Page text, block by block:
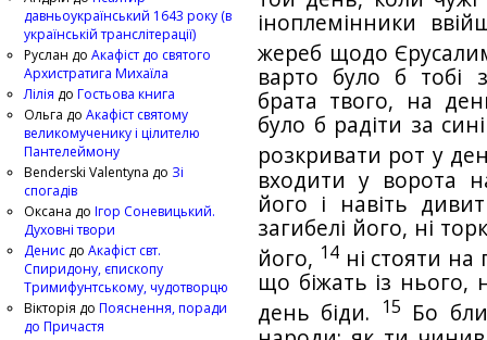
іноплемінники
жереб щодо
варто було б тобі
брата твого, на
було б радіти за
розкривати рот у
входити у ворота
його і навіть
загибелі його, ні
його, 14ні стояти на
що біжать із нього,
день біди.
15 Бо
давньоукраїнський 1643 року (в
українській транслітерації)
Руслан до Акафіст до святого
Архистратига Михаїла
Лілія до Гостьова книга
Ольга до Акафіст святому
великомученику і цілителю
Пантелеймону
Benderski Valentyna до Зі
спогадів
Оксана до Ігор Соневицький.
Духовні твори
Денис до Акафіст свт.
Спиридону, єпископу
Тримифунтському, чудотворцю
Вікторія до Пояснення, поради
до Причастя